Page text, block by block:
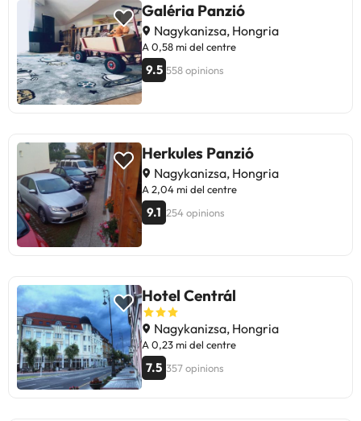
Galéria Panzió
Nagykanizsa, Hongria
A 0,58 mi del centre
9.5 558 opinions
Herkules Panzió
Nagykanizsa, Hongria
A 2,04 mi del centre
9.1 254 opinions
Hotel Centrál
Nagykanizsa, Hongria
A 0,23 mi del centre
7.5 357 opinions